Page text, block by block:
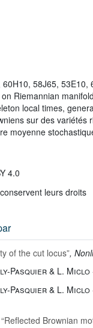
58J65, 53E10,
Riemannian
local times,
sur des variétés
moyenne
4.0
leurs droits
of the cut locus”,
Pasquier & L. Miclo
Pasquier & L. Miclo
Brownian